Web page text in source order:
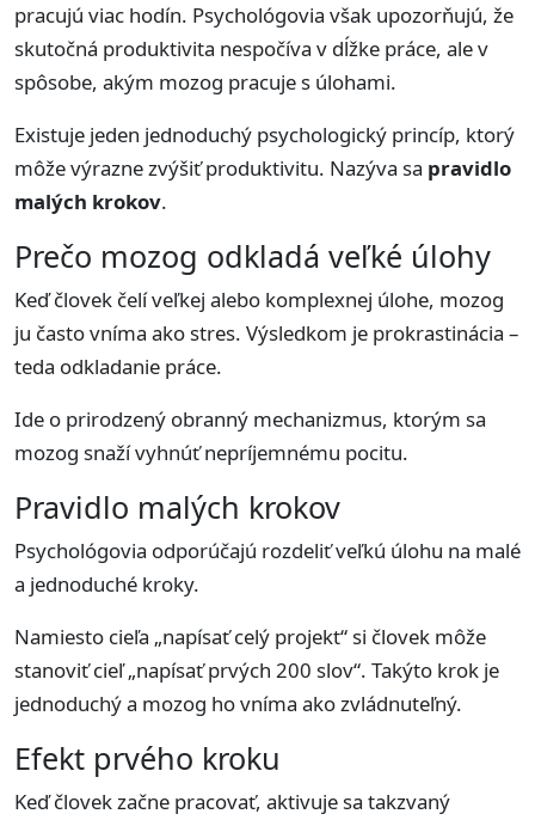
pracujú viac hodín. Psychológovia však upozorňujú, že
skutočná produktivita nespočíva v dĺžke práce, ale v
spôsobe, akým mozog pracuje s úlohami.
Existuje jeden jednoduchý psychologický princíp, ktorý
môže výrazne zvýšiť produktivitu. Nazýva sa pravidlo
malých krokov.
Prečo mozog odkladá veľké úlohy
Keď človek čelí veľkej alebo komplexnej úlohe, mozog
ju často vníma ako stres. Výsledkom je prokrastinácia –
teda odkladanie práce.
Ide o prirodzený obranný mechanizmus, ktorým sa
mozog snaží vyhnúť nepríjemnému pocitu.
Pravidlo malých krokov
Psychológovia odporúčajú rozdeliť veľkú úlohu na malé
a jednoduché kroky.
Namiesto cieľa „napísať celý projekt“ si človek môže
stanoviť cieľ „napísať prvých 200 slov“. Takýto krok je
jednoduchý a mozog ho vníma ako zvládnuteľný.
Efekt prvého kroku
Keď človek začne pracovať, aktivuje sa takzvaný